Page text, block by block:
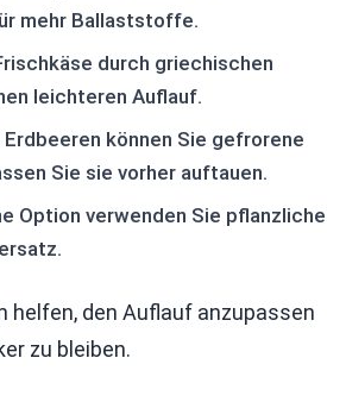
mehr Ballaststoffe.
durch griechischen
leichteren Auflauf.
können Sie gefrorene
Sie sie vorher auftauen.
Option verwenden Sie pflanzliche
helfen, den Auflauf anzupassen
zu bleiben.